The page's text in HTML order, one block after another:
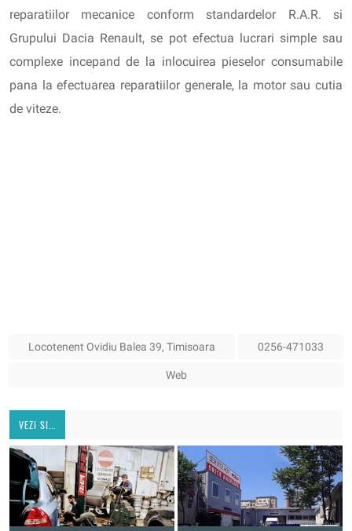
reparatiilor mecanice conform standardelor R.A.R. si
Grupului Dacia Renault, se pot efectua lucrari simple sau
complexe incepand de la inlocuirea pieselor consumabile
pana la efectuarea reparatiilor generale, la motor sau cutia
de viteze.
Locotenent Ovidiu Balea 39, Timisoara 0256-471033
Web
VEZI SI...